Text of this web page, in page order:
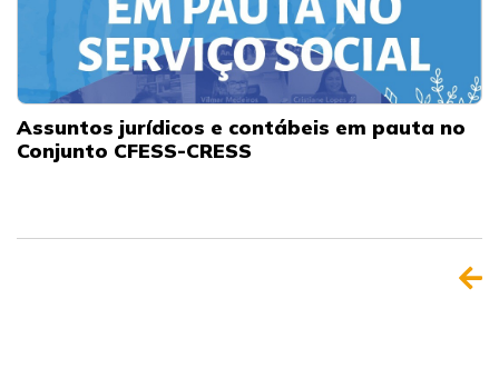
Assuntos jurídicos e contábeis em pauta no
Conjunto CFESS-CRESS